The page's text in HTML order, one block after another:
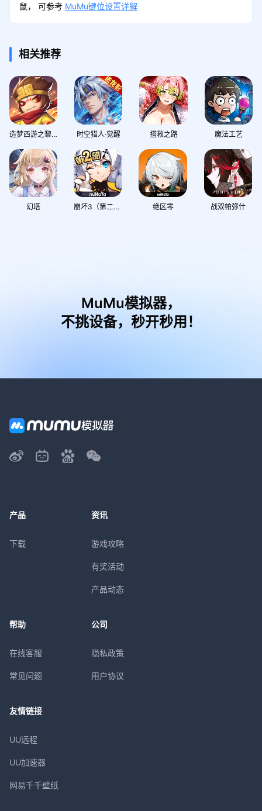
鼠， 可参考 MuMu键位设置详解
相关推荐
造梦西游之黎尤浩劫篇 时空猎人·觉醒 搭救之路 魔法工艺
幻塔 崩坏3（第二部上线） 绝区零 战双帕弥什
MuMu模拟器，
不挑设备，秒开秒用！
产品
下载
资讯
游戏攻略
有奖活动
产品动态
帮助
在线客服
常见问题
公司
隐私政策
用户协议
友情链接
UU远程
UU加速器
网易千千壁纸